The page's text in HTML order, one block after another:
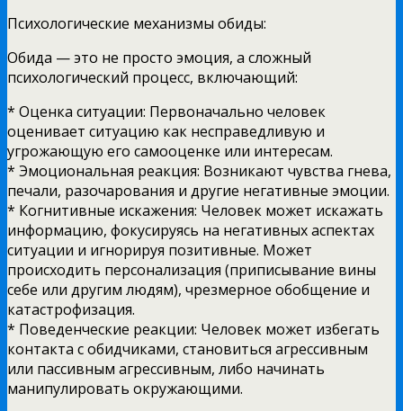
Психологические механизмы обиды:
Обида — это не просто эмоция, а сложный
психологический процесс, включающий:
* Оценка ситуации: Первоначально человек
оценивает ситуацию как несправедливую и
угрожающую его самооценке или интересам.
* Эмоциональная реакция: Возникают чувства гневa,
печали, разочарования и другие негативные эмоции.
* Когнитивные искажения: Человек может искажать
информацию, фокусируясь на негативных аспектах
ситуации и игнорируя позитивные. Может
происходить персонализация (приписывание вины
себе или другим людям), чрезмерное обобщение и
катастрофизация.
* Поведенческие реакции: Человек может избегать
контакта с обидчиками, становиться агрессивным
или пассивным агрессивным, либо начинать
манипулировать окружающими.